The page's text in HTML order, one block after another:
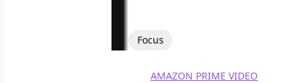
Focus
AMAZON PRIME VIDEO